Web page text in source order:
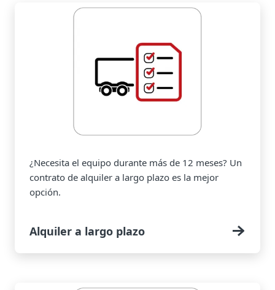
¿Necesita el equipo durante más de 12 meses? Un
contrato de alquiler a largo plazo es la mejor
opción.
Alquiler a largo plazo